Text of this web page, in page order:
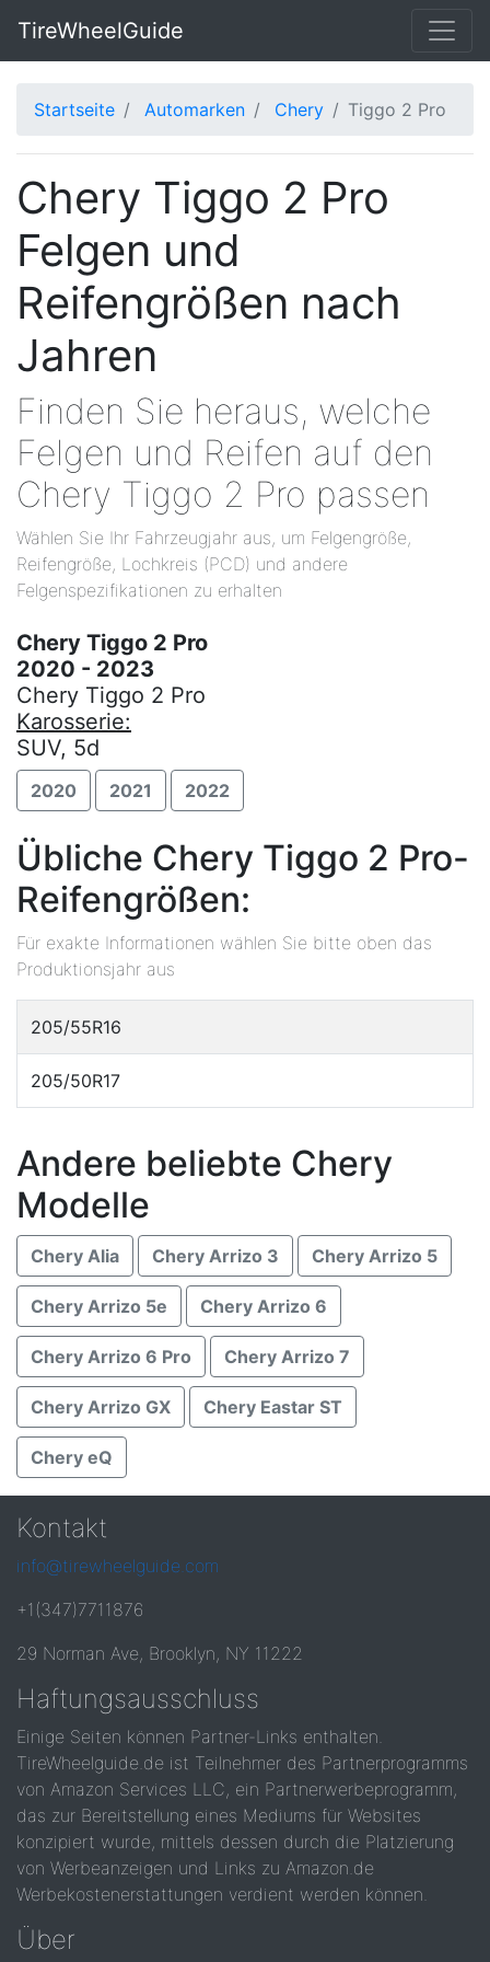
TireWheelGuide
Startseite Automarken Chery Tiggo 2 Pro
Chery Tiggo 2 Pro
Felgen und
Reifengrößen nach
Jahren
Finden Sie heraus, welche
Felgen und Reifen auf den
Chery Tiggo 2 Pro passen
Wählen Sie Ihr Fahrzeugjahr aus, um Felgengröße,
Reifengröße, Lochkreis (PCD) und andere
Felgenspezifikationen zu erhalten
Chery Tiggo 2 Pro
2020 - 2023
Chery Tiggo 2 Pro
Karosserie:
SUV, 5d
2020 2021 2022
Übliche Chery Tiggo 2 Pro-
Reifengrößen:
Für exakte Informationen wählen Sie bitte oben das
Produktionsjahr aus
205/55R16
205/50R17
Andere beliebte Chery
Modelle
Chery Alia Chery Arrizo 3 Chery Arrizo 5
Chery Arrizo 5e Chery Arrizo 6
Chery Arrizo 6 Pro Chery Arrizo 7
Chery Arrizo GX Chery Eastar ST
Chery eQ
Kontakt
info@tirewheelguide.com
+1(347)7711876
29 Norman Ave, Brooklyn, NY 11222
Haftungsausschluss
Einige Seiten können Partner-Links enthalten.
TireWheelguide.de ist Teilnehmer des Partnerprogramms
von Amazon Services LLC, ein Partnerwerbeprogramm,
das zur Bereitstellung eines Mediums für Websites
konzipiert wurde, mittels dessen durch die Platzierung
von Werbeanzeigen und Links zu Amazon.de
Werbekostenerstattungen verdient werden können.
Über